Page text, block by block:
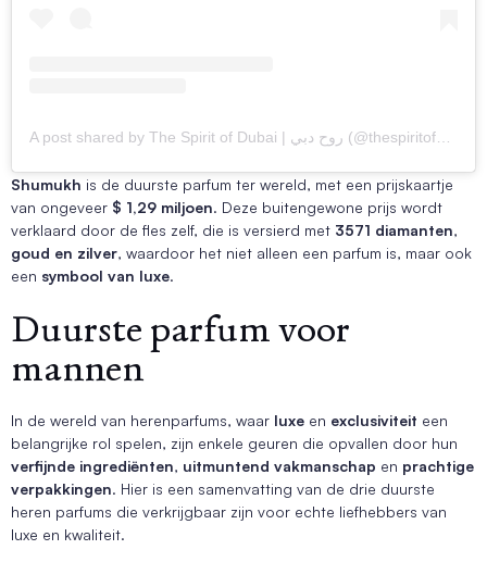
A post shared by The Spirit of Dubai | روح دبي (@thespiritofdubai)
Shumukh is de duurste parfum ter wereld, met een prijskaartje
van ongeveer $ 1,29 miljoen. Deze buitengewone prijs wordt
verklaard door de fles zelf, die is versierd met 3571 diamanten,
goud en zilver, waardoor het niet alleen een parfum is, maar ook
een symbool van luxe.
Duurste parfum voor
mannen
In de wereld van herenparfums, waar luxe en exclusiviteit een
belangrijke rol spelen, zijn enkele geuren die opvallen door hun
verfijnde ingrediënten, uitmuntend vakmanschap en prachtige
verpakkingen. Hier is een samenvatting van de drie duurste
heren parfums die verkrijgbaar zijn voor echte liefhebbers van
luxe en kwaliteit.